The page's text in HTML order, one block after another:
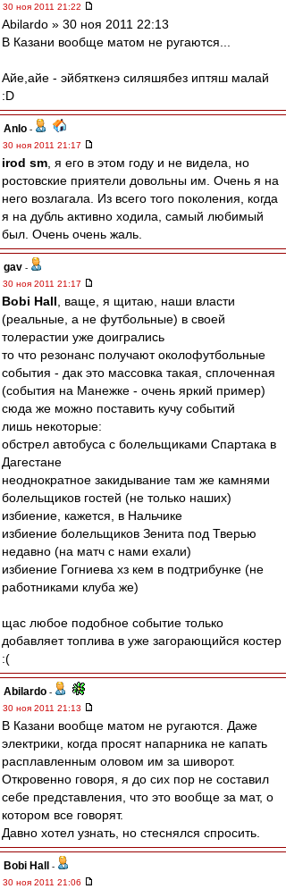
30 ноя 2011 21:22
Abilardo » 30 ноя 2011 22:13
В Казани вообще матом не ругаются...
Айе,айе - эйбяткенэ силяшябез иптяш малай
:D
Anlo -
30 ноя 2011 21:17
irod sm , я его в этом году и не видела, но
ростовские приятели довольны им. Очень я на
него возлагала. Из всего того поколения, когда
я на дубль активно ходила, самый любимый
был. Очень очень жаль.
gav -
30 ноя 2011 21:17
Bobi Hall , ваще, я щитаю, наши власти
(реальные, а не футбольные) в своей
толерастии уже доигрались
то что резонанс получают околофутбольные
события - дак это массовка такая, сплоченная
(события на Манежке - очень яркий пример)
сюда же можно поставить кучу событий
лишь некоторые:
обстрел автобуса с болельщиками Спартака в
Дагестане
неоднократное закидывание там же камнями
болельщиков гостей (не только наших)
избиение, кажется, в Нальчике
избиение болельщиков Зенита под Тверью
недавно (на матч с нами ехали)
избиение Гогниева хз кем в подтрибунке (не
работниками клуба же)
щас любое подобное событие только
добавляет топлива в уже загорающийся костер
:(
Abilardo -
30 ноя 2011 21:13
В Казани вообще матом не ругаются. Даже
электрики, когда просят напарника не капать
расплавленным оловом им за шиворот.
Откровенно говоря, я до сих пор не составил
себе представления, что это вообще за мат, о
котором все говорят.
Давно хотел узнать, но стеснялся спросить.
Bobi Hall
-
30 ноя 2011 21:06